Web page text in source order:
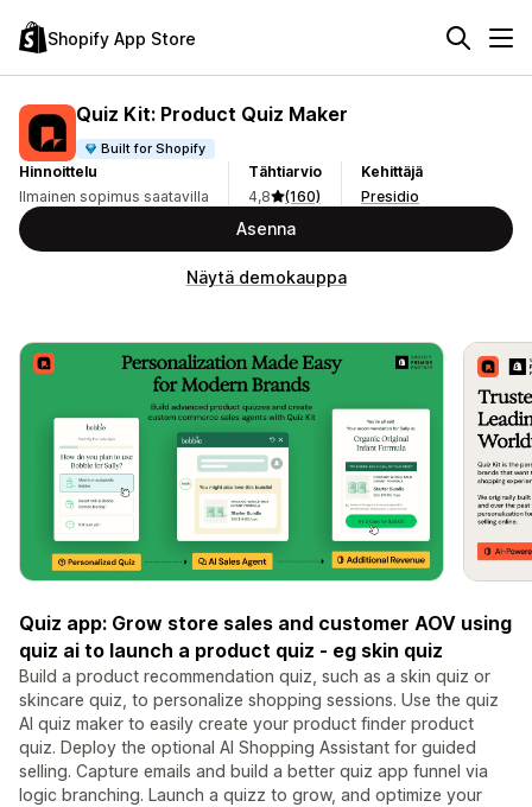
Shopify App Store
Quiz Kit: Product Quiz Maker
Built for Shopify
Hinnoittelu
Ilmainen sopimus saatavilla
Tähtiarvio
4,8
(160)
Kehittäjä
Presidio
Asenna
Näytä demokauppa
Quiz app: Grow store sales and customer AOV using
quiz ai to launch a product quiz - eg skin quiz
Build a product recommendation quiz, such as a skin quiz or
skincare quiz, to personalize shopping sessions. Use the quiz
AI quiz maker to easily create your product finder product
quiz. Deploy the optional AI Shopping Assistant for guided
selling. Capture emails and build a better quiz app funnel via
logic branching. Launch a quizz to grow, and optimize your